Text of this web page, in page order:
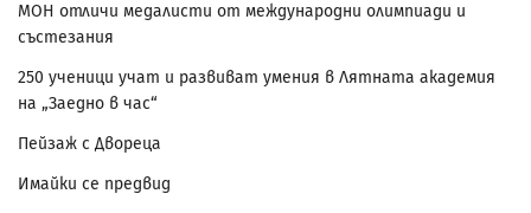
МОН отличи медалисти от международни олимпиади и
състезания
250 ученици учат и развиват умения в Лятната академия
на „Заедно в час“
Пейзаж с Двореца
Имайки се предвид